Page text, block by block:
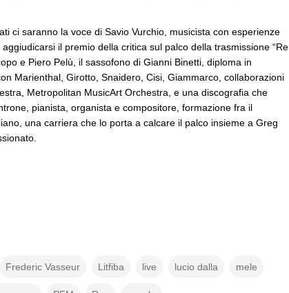
ci saranno la voce di Savio Vurchio, musicista con esperienze
il premio della critica sul palco della trasmissione “Re
e Piero Pelù, il sassofono di Gianni Binetti, diploma in
Marienthal, Girotto, Snaidero, Cisi, Giammarco, collaborazioni
Metropolitan MusicArt Orchestra, e una discografia che
pianista, organista e compositore, formazione fra il
una carriera che lo porta a calcare il palco insieme a Greg
Frederic Vasseur Litfiba live lucio dalla mele